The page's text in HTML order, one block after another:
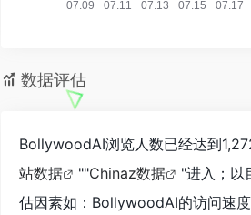
数据评估
BollywoodAI浏览人数已经达到
站数据
""Chinaz数据
"进入；以
估因素如：BollywoodAI的访问速